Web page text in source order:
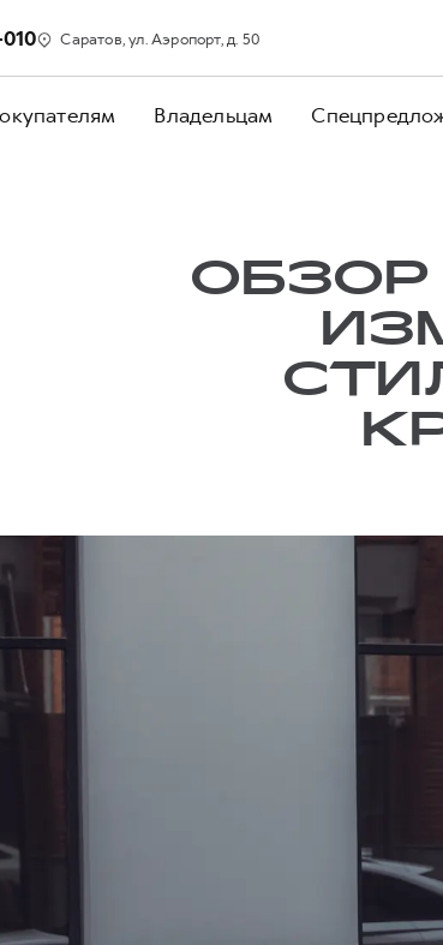
Саратов, ул. Аэропорт, д. 50
Владельцам
ОБЗОР